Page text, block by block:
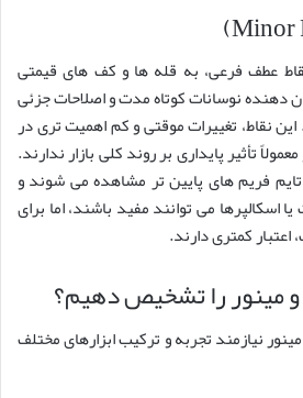
عطف فرعی، به قله ها و کف های قیمتی
دهنده نوسانات کوتاه مدت و اصلاحات جزئی
نقاط، تغییرات موقتی و کم اهمیت تری در
تأثیر پایداری بر روند کلی بازار ندارند.
فریم های پایین تر مشاهده می شوند و
اسکالپرها می توانند مفید باشند، اما برای
کمتری دارند.
مینور را تشخیص دهیم؟
نیازمند تجربه و ترکیب ابزارهای مختلف